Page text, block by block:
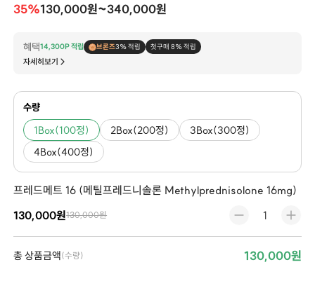
35%130,000원~340,000원
혜택14,300P 적립 브론즈3% 적립 첫구매 8% 적립
자세히보기
수량
1Box(100정) 2Box(200정)
3Box(300정)
4Box(400정)
프레드메트 16 (메틸프레드니솔론 Methylprednisolone 16mg)
130,000원130,000원
총 상품금액(수량) 130,000원